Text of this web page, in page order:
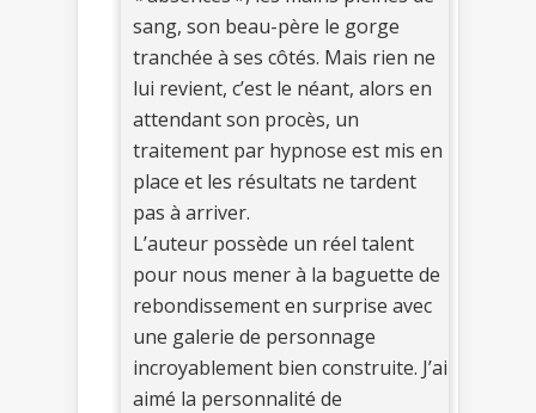
sang, son beau-père le gorge
tranchée à ses côtés. Mais rien ne
lui revient, c’est le néant, alors en
attendant son procès, un
traitement par hypnose est mis en
place et les résultats ne tardent
pas à arriver.
L’auteur possède un réel talent
pour nous mener à la baguette de
rebondissement en surprise avec
une galerie de personnage
incroyablement bien construite. J’ai
aimé la personnalité de